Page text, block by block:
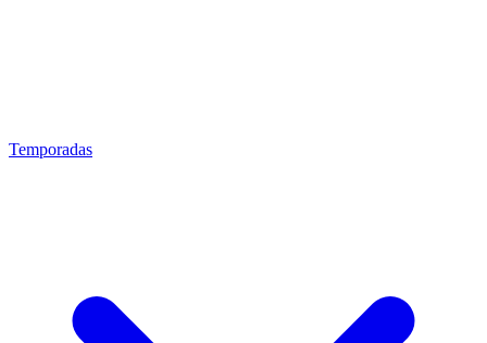
Temporadas